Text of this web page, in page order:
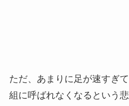
ただ、あまりに足が速すぎ
組に呼ばれなくなるという